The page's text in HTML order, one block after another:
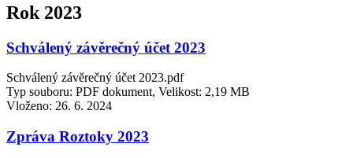
Rok 2023
Schválený závěrečný účet 2023
Schválený závěrečný účet 2023.pdf
Typ souboru: PDF dokument, Velikost: 2,19 MB
Vloženo: 26. 6. 2024
Zpráva Roztoky 2023